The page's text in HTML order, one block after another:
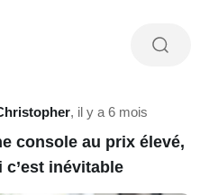
, il y a 6 mois
console au prix élevé,
inévitable